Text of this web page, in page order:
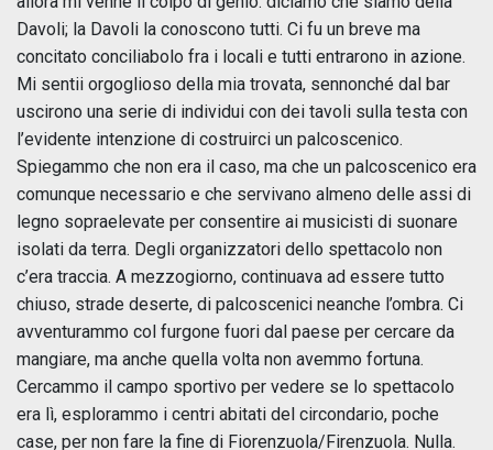
Davoli; la Davoli la conoscono tutti. Ci fu un breve ma
concitato conciliabolo fra i locali e tutti entrarono in azione.
Mi sentii orgoglioso della mia trovata, sennonché dal bar
uscirono una serie di individui con dei tavoli sulla testa con
l’evidente intenzione di costruirci un palcoscenico.
Spiegammo che non era il caso, ma che un palcoscenico era
comunque necessario e che servivano almeno delle assi di
legno sopraelevate per consentire ai musicisti di suonare
isolati da terra. Degli organizzatori dello spettacolo non
c’era traccia. A mezzogiorno, continuava ad essere tutto
chiuso, strade deserte, di palcoscenici neanche l’ombra. Ci
avventurammo col furgone fuori dal paese per cercare da
mangiare, ma anche quella volta non avemmo fortuna.
Cercammo il campo sportivo per vedere se lo spettacolo
era lì, esplorammo i centri abitati del circondario, poche
case, per non fare la fine di Fiorenzuola/Firenzuola. Nulla.